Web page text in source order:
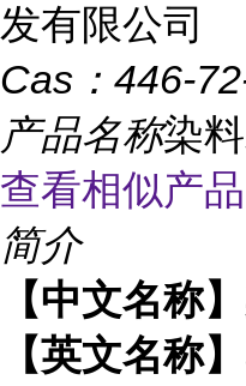
发有限公司
Cas： 446-
产品名称染
查看相似产
简介
【中文名称
【英文名称